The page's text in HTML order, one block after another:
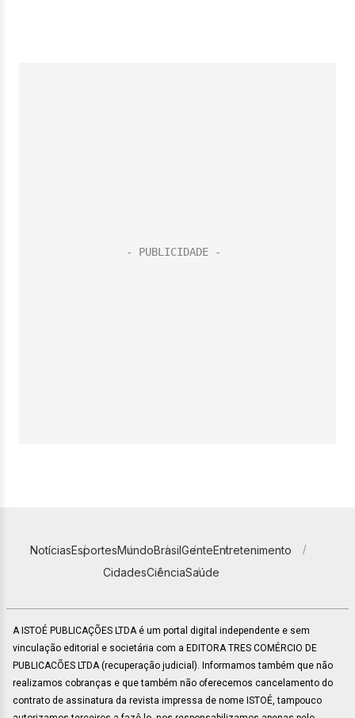
NotíciasEsportesMundoBrasilGenteEntretenimento
CidadesCiênciaSaúde
A ISTOÉ PUBLICAÇÕES LTDA é um portal digital independente e sem
vinculação editorial e societária com a EDITORA TRES COMÉRCIO DE
PUBLICACÕES LTDA (recuperação judicial). Informamos também que não
realizamos cobranças e que também não oferecemos cancelamento do
contrato de assinatura da revista impressa de nome ISTOÉ, tampouco